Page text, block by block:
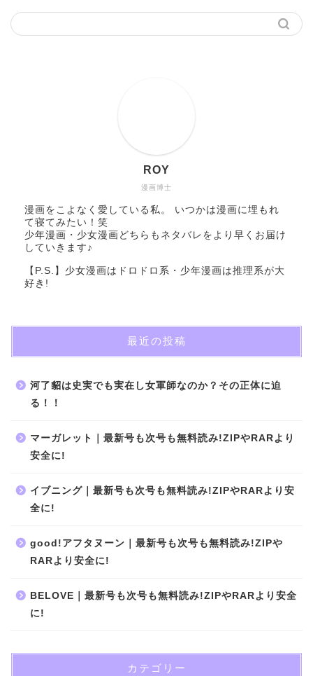
漫画博士
ROY
漫画をこよなく愛している私。 いつかは漫画に埋もれ
て寝てみたい！笑
少年漫画・少女漫画どちらもネタバレをより早くお届け
していきます♪
【P.S.】少女漫画はドロドロ系・少年漫画は推理系が大
好き!
最近の投稿
河了貂は史実でも実在し女軍師なのか？その正体に迫
る！！
マーガレット｜最新号も次号も無料読み!ZIPやRARより
安全に!
イブニング｜最新号も次号も無料読み!ZIPやRARより安
全に!
good!アフタヌーン｜最新号も次号も無料読み!ZIPや
RARより安全に!
BELOVE｜最新号も次号も無料読み!ZIPやRARより安全
に!
カテゴリー